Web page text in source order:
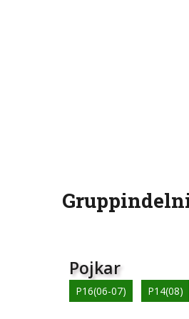
Pojkar
P16(06-07) P14(08)